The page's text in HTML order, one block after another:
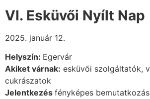
VI. Esküvői Nyílt Nap
2025. január 12.
Helyszín: Egervár
Akiket várnak: esküvői szolgáltatók,
cukrászatok
Jelentkezés fényképes